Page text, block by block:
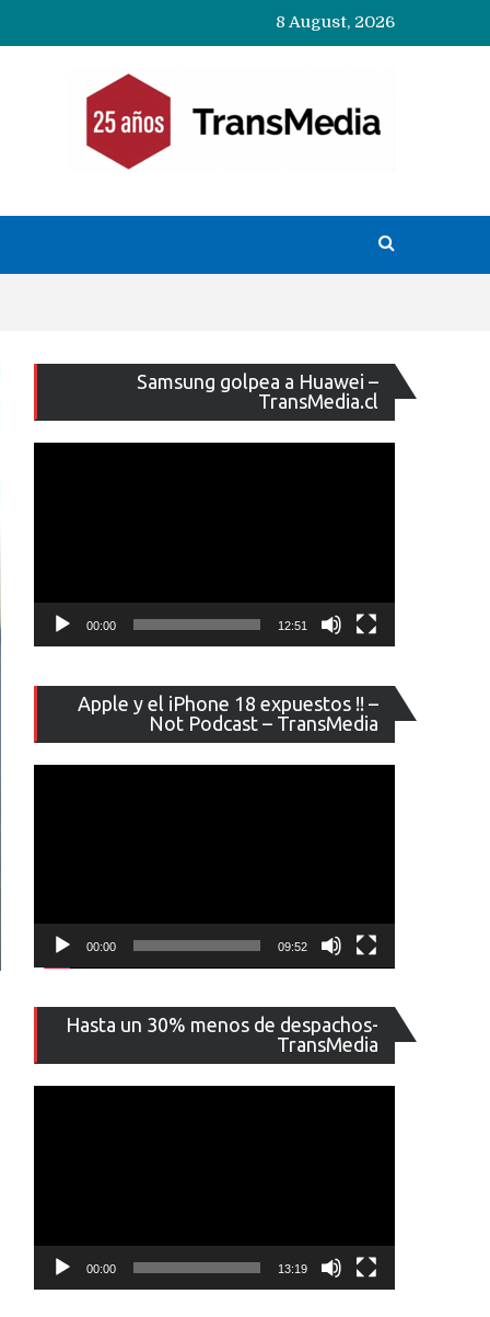
8 August, 2026
Samsung golpea a Huawei –
TransMedia.cl
de
vídeo
00:00 12:51
Apple y el iPhone 18 expuestos !! –
Not Podcast – TransMedia
de
vídeo
00:00 09:52
Hasta un 30% menos de despachos-
TransMedia
de
vídeo
00:00 13:19